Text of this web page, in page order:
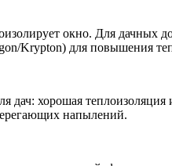
окно. Для дачных
Krypton) для повышения
хорошая
напылений.